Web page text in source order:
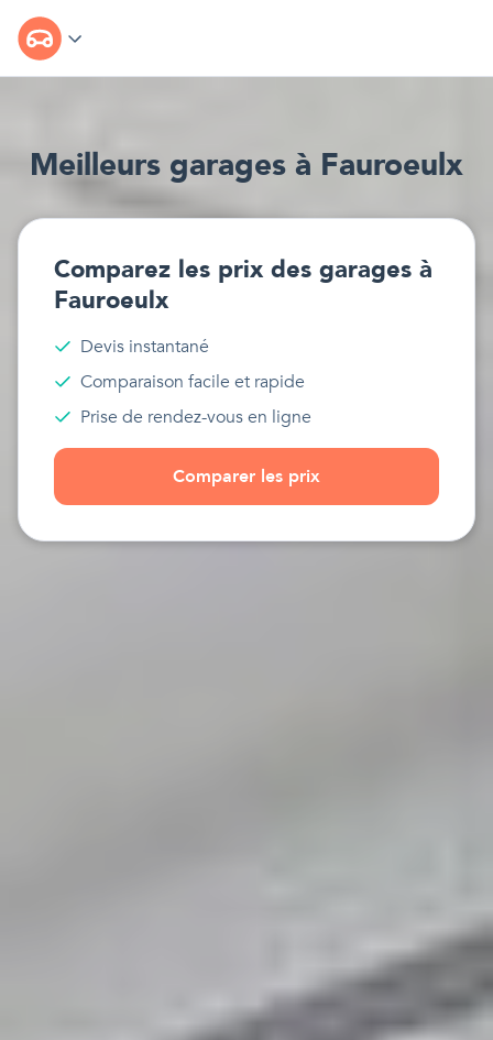
Meilleurs garages à Fauroeulx
Comparez les prix des garages à
Fauroeulx
Devis instantané
Comparaison facile et rapide
Prise de rendez-vous en ligne
Comparer les prix